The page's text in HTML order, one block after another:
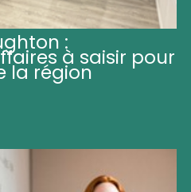
:
à saisir pour
la région